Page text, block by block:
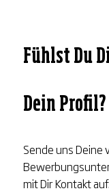
Fühlst Du
Dein Profil?
Sende uns Deine
mit Dir Kontakt auf.